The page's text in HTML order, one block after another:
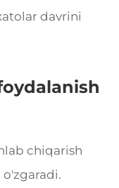
davrini
chiqarish